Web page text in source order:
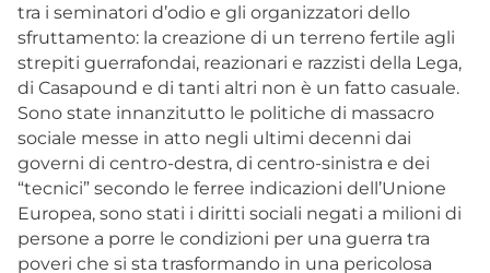
tra i seminatori d’odio e gli organizzatori dello
sfruttamento: la creazione di un terreno fertile agli
strepiti guerrafondai, reazionari e razzisti della Lega,
di Casapound e di tanti altri non è un fatto casuale.
Sono state innanzitutto le politiche di massacro
sociale messe in atto negli ultimi decenni dai
governi di centro-destra, di centro-sinistra e dei
“tecnici” secondo le ferree indicazioni dell’Unione
Europea, sono stati i diritti sociali negati a milioni di
persone a porre le condizioni per una guerra tra
poveri che si sta trasformando in una pericolosa